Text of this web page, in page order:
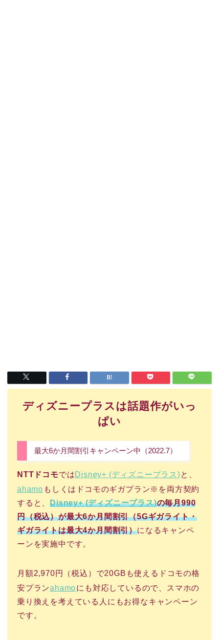
ディズニープラスは話題作がいっ
ぱい
最大6か月間割引キャンペーン中（2022.7）
NTTドコモではDisney+ (ディズニープラス)と、
ahamo もしくはドコモのギガプラン※を両方契約
すると、Disney+ (ディズニープラス)の毎月990
円（税込）が最大6か月間割引（5Gギガライト・
ギガライトは最大4か月間割引）になるキャンペ
ーンを実施中です。
月額2,970円（税込）で20GBも使えるドコモの格
安プランahamoにも対応しているので、スマホの
乗り換えを考えている人にもお得なキャンペーン
です。